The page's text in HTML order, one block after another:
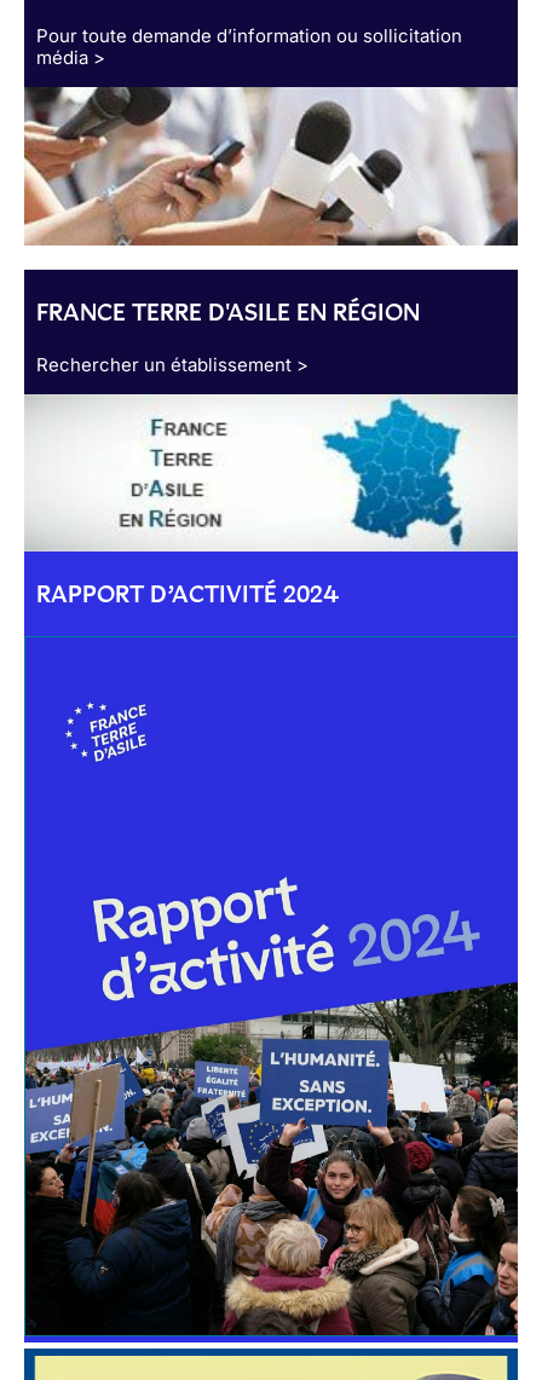
Pour toute demande d’information ou sollicitation
média >
FRANCE TERRE D'ASILE EN RÉGION
Rechercher un établissement >
RAPPORT D’ACTIVITÉ 2024